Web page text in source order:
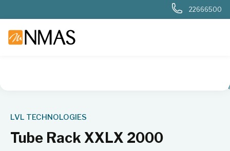
22666500
2D-rør
LVL TECHNOLOGIES
Tube Rack XXLX 2000